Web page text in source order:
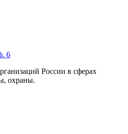
6
России в сферах
охраны.